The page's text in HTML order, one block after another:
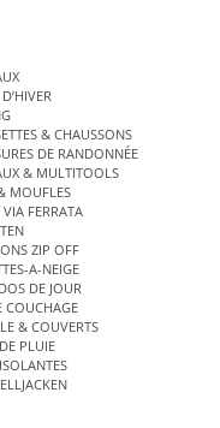
& CHAUSSONS
DE RANDONNÉE
& MULTITOOLS
MOUFLES
VIA FERRATA
ZIP OFF
A-NEIGE
DE JOUR
COUCHAGE
& COUVERTS
PLUIE